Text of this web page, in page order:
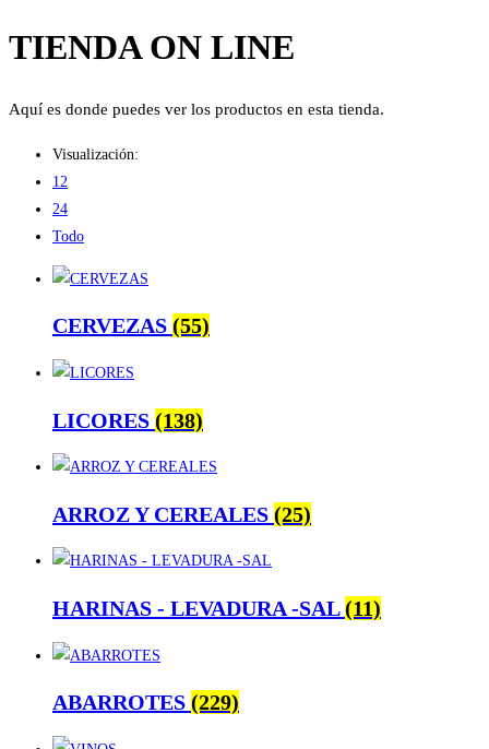
esta
TIENDA ON LINE
Aquí es donde puedes ver los productos en esta tienda.
Visualización:
12
24
Todo
CERVEZAS (55)
LICORES (138)
ARROZ Y CEREALES (25)
HARINAS - LEVADURA -SAL(11)
ABARROTES (229)